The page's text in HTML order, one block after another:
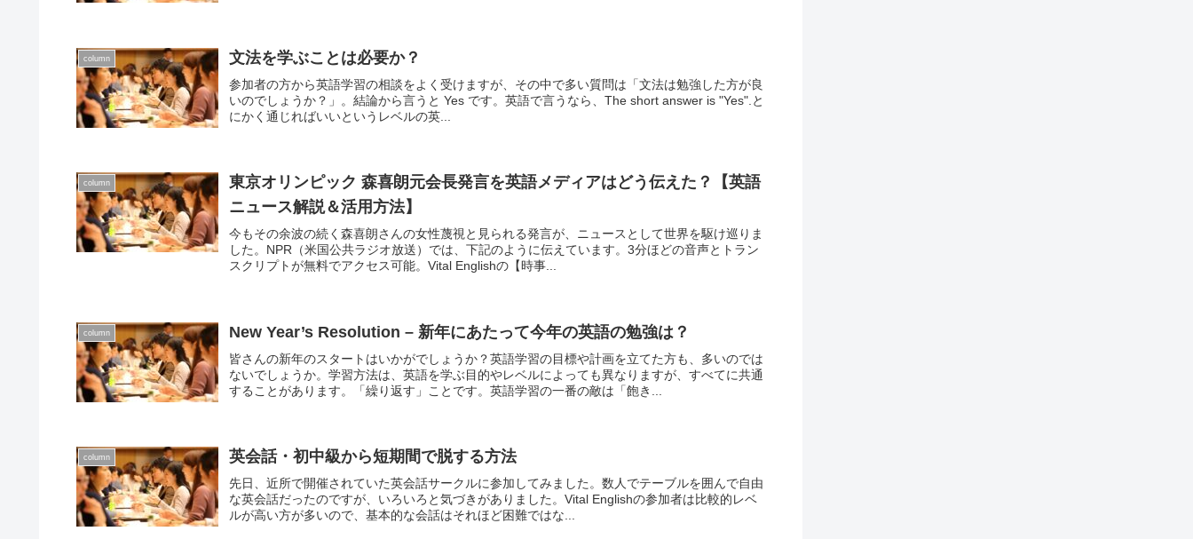
column 文法を学ぶことは必要か？
参加者の方から英語学習の相談をよく受けますが、その中で多い質問は「文法は勉強した方が良
いのでしょうか？」。結論から言うと Yes です。英語で言うなら、The short answer is "Yes".と
にかく通じればいいというレベルの英...
column
東京オリンピック 森喜朗元会長発言を英語メディアはどう伝えた？【英語
ニュース解説＆活用方法】
今もその余波の続く森喜朗さんの女性蔑視と見られる発言が、ニュースとして世界を駆け巡りま
した。NPR（米国公共ラジオ放送）では、下記のように伝えています。3分ほどの音声とトラン
スクリプトが無料でアクセス可能。Vital Englishの【時事...
column New Year’s Resolution – 新年にあたって今年の英語の勉強は？
皆さんの新年のスタートはいかがでしょうか？英語学習の目標や計画を立てた方も、多いのでは
ないでしょうか。学習方法は、英語を学ぶ目的やレベルによっても異なりますが、すべてに共通
することがあります。「繰り返す」ことです。英語学習の一番の敵は「飽き...
column 英会話・初中級から短期間で脱する方法
先日、近所で開催されていた英会話サークルに参加してみました。数人でテーブルを囲んで自由
な英会話だったのですが、いろいろと気づきがありました。Vital Englishの参加者は比較的レベ
ルが高い方が多いので、基本的な会話はそれほど困難ではな...